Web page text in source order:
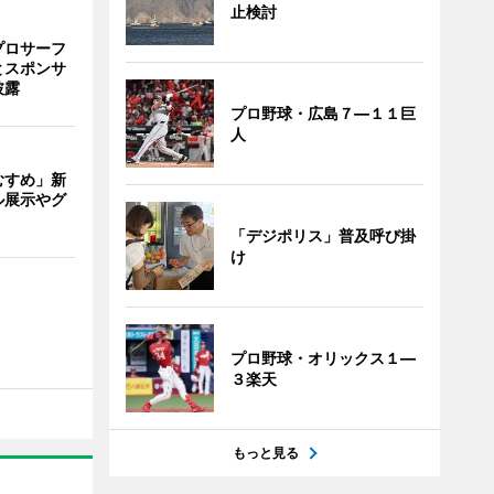
サーフ
スポンサ
露
すめ」新
示やグ
止検討
プロ野球・広島７―１１巨
人
「デジポリス」普及呼び掛
け
プロ野球・オリックス１―
３楽天
もっと見る